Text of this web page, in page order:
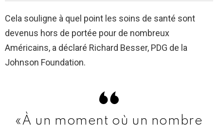
Cela souligne à quel point les soins de santé sont
devenus hors de portée pour de nombreux
Américains, a déclaré Richard Besser, PDG de la
Johnson Foundation.
«À un moment où un nombre